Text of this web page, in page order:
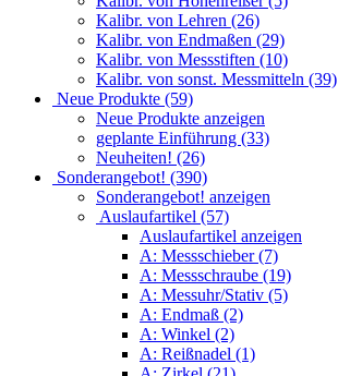
Kalibr. von Lehren (26)
Kalibr. von Endmaßen (29)
Kalibr. von Messstiften (10)
Kalibr. von sonst. Messmitteln (39)
Neue Produkte (59)
Neue Produkte anzeigen
geplante Einführung (33)
Neuheiten! (26)
Sonderangebot! (390)
Sonderangebot! anzeigen
Auslaufartikel (57)
Auslaufartikel anzeigen
A: Messschieber (7)
A: Messschraube (19)
A: Messuhr/Stativ (5)
A: Endmaß (2)
A: Winkel (2)
A: Reißnadel (1)